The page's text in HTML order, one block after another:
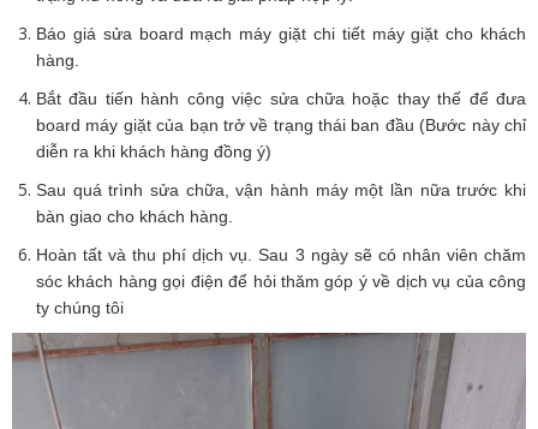
Báo giá sửa board mạch máy giặt chi tiết máy giặt cho khách
hàng.
Bắt đầu tiến hành công việc sửa chữa hoặc thay thế để đưa
board máy giặt của bạn trở về trạng thái ban đầu (Bước này chỉ
diễn ra khi khách hàng đồng ý)
Sau quá trình sửa chữa, vận hành máy một lần nữa trước khi
bàn giao cho khách hàng.
Hoàn tất và thu phí dịch vụ. Sau 3 ngày sẽ có nhân viên chăm
sóc khách hàng gọi điện để hỏi thăm góp ý về dịch vụ của công
ty chúng tôi